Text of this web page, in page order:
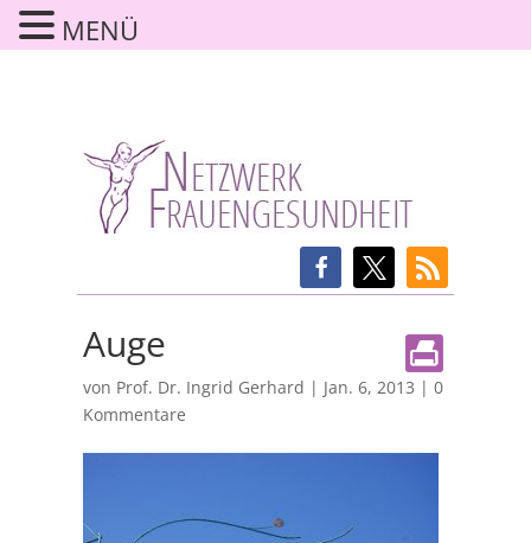
Auge
von Prof. Dr. Ingrid Gerhard | Jan. 6, 2013 | 0
Kommentare
MENÜ